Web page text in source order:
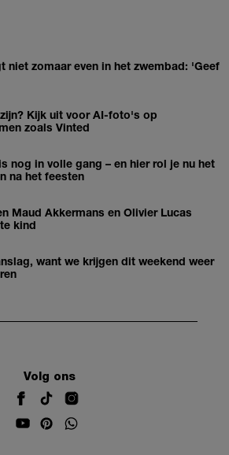
niet zomaar even in het zwembad: 'Geef
Kijk uit voor AI-foto's op
zoals Vinted
nog in volle gang – en hier rol je nu het
na het feesten
Maud Akkermans en Olivier Lucas
kind
want we krijgen dit weekend weer
Volg ons